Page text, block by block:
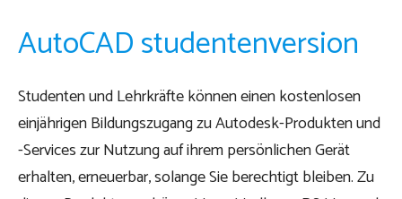
AutoCAD studentenversion
Studenten und Lehrkräfte können einen kostenlosen
einjährigen Bildungszugang zu Autodesk-Produkten und
-Services zur Nutzung auf ihrem persönlichen Gerät
erhalten, erneuerbar, solange Sie berechtigt bleiben. Zu